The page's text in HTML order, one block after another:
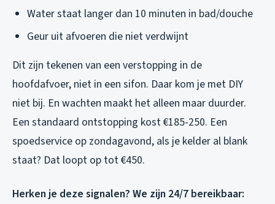
Water staat langer dan 10 minuten in bad/douche
Geur uit afvoeren die niet verdwijnt
Dit zijn tekenen van een verstopping in de
hoofdafvoer, niet in een sifon. Daar kom je met DIY
niet bij. En wachten maakt het alleen maar duurder.
Een standaard ontstopping kost €185-250. Een
spoedservice op zondagavond, als je kelder al blank
staat? Dat loopt op tot €450.
Herken je deze signalen? We zijn 24/7 bereikbaar: